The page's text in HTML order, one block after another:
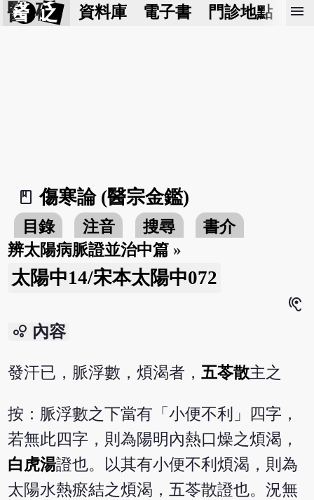
醫 砭 資料庫 電子書 門診地點 預
menu
book_2
傷寒論 (醫宗金鑑)
目錄 注音 搜尋
書介
辨太陽病脈證並治中篇 »
太陽中14/宋本太陽中072
hearing
bubble_chart 內容
發汗已，脈浮數，煩渴者，五苓散主之
按：脈浮數之下當有「小便不利」四字，
若無此四字，則為陽明內熱口燥之煩渴，
白虎湯證也。以其有小便不利煩渴，則為
太陽水熱瘀結之煩渴，五苓散證也。況無